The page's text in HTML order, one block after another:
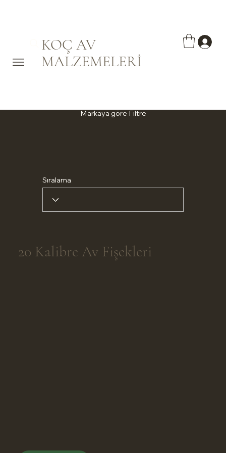
KOÇ AV
MALZEMELERİ
Markaya göre Filtre
Sıralama
20 Kalibre Av Fişekleri